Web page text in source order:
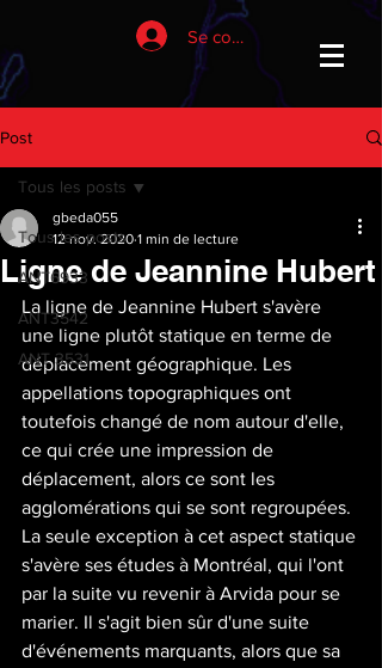
Se connecter
Post
Tous les posts
ANT6933
ANT3542
ANT 3531
Tous les posts
Ligne de Jeannine Hubert
gbeda055
12 nov. 2020 1 min de lecture
La ligne de Jeannine Hubert s'avère
une ligne plutôt statique en terme de
déplacement géographique. Les
appellations topographiques ont
toutefois changé de nom autour d'elle,
ce qui crée une impression de
déplacement, alors ce sont les
agglomérations qui se sont regroupées.
La seule exception à cet aspect statique
s'avère ses études à Montréal, qui l'ont
par la suite vu revenir à Arvida pour se
marier. Il s'agit bien sûr d'une suite
d'événements marquants, alors que sa